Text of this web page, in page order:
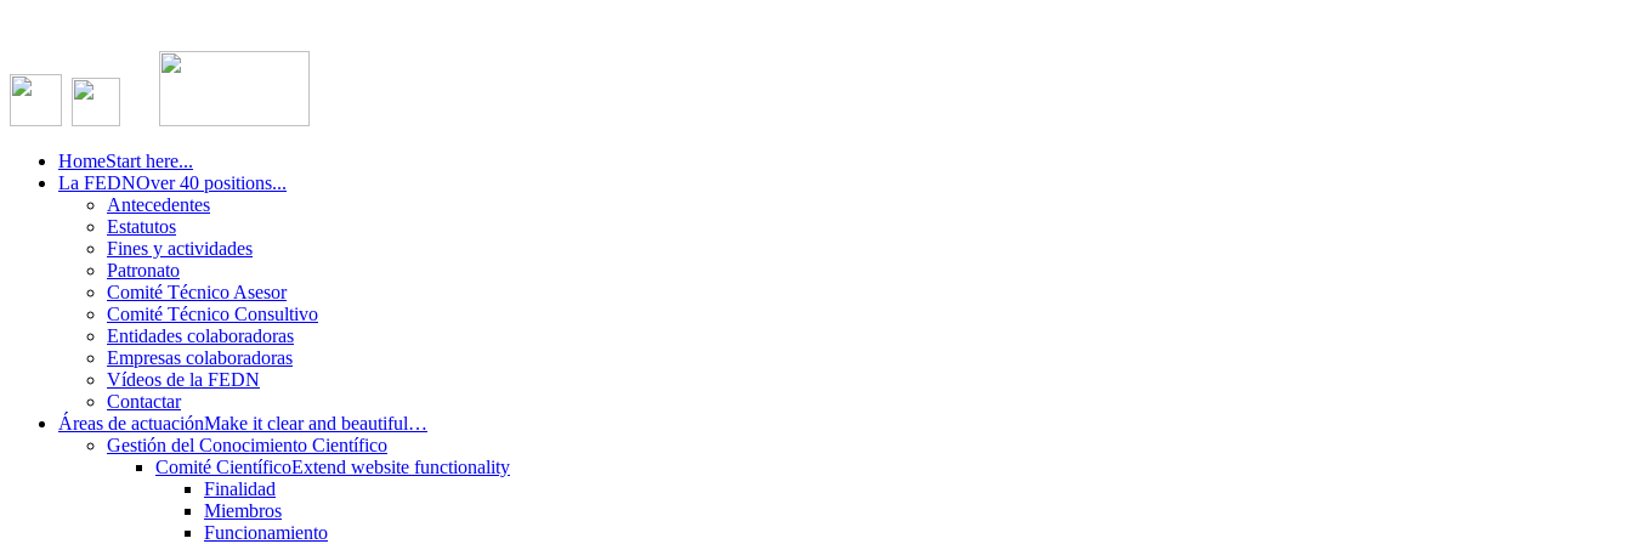
HomeStart here...
La FEDNOver 40 positions...
Antecedentes
Estatutos
Fines y actividades
Patronato
Comité Técnico Asesor
Comité Técnico Consultivo
Entidades colaboradoras
Empresas colaboradoras
Vídeos de la FEDN
Contactar
Áreas de actuaciónMake it clear and beautiful…
Gestión del Conocimiento Científico
Comité CientíficoExtend website functionality
Finalidad
Miembros
Funcionamiento